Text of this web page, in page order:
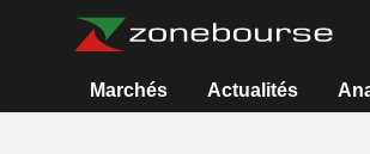
Marchés Actualités